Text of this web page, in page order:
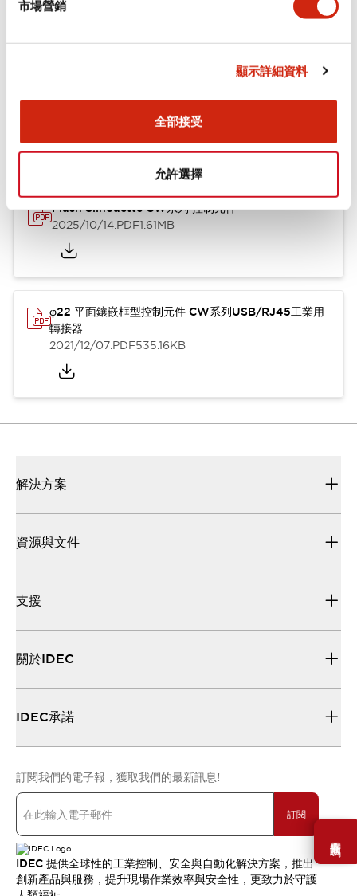
市場營銷
顯示詳細資料
全部接受
允許選擇
需要幫助嗎？
型錄和宣傳手冊 CAD檔 認證與標準
Flush Silhouette CW系列 控制元件
2025/10/14.PDF1.61MB
φ22 平面鑲嵌框型控制元件 CW系列USB/RJ45工業用
轉接器
2021/12/07.PDF535.16KB
解決方案
資源與文件
支援
關於IDEC
IDEC承諾
訂閱我們的電子報，獲取我們的最新訊息!
訂閱
IDEC 提供全球性的工業控制、安全與自動化解決方案，推出
創新產品與服務，提升現場作業效率與安全性，更致力於守護